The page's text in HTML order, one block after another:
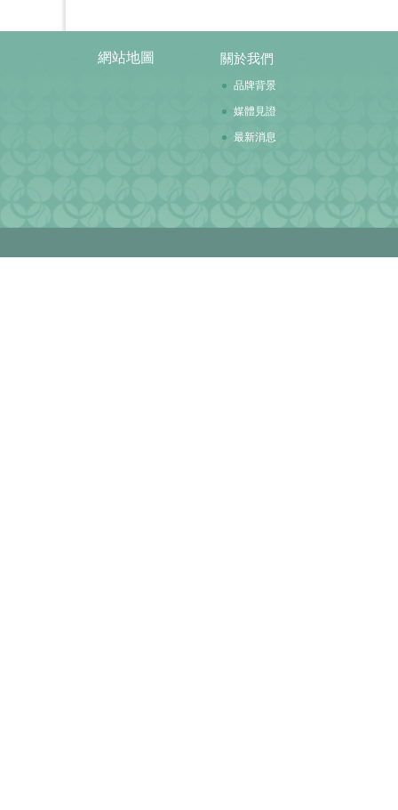
網站地圖 關於我們
品牌背景
媒體見證
最新消息